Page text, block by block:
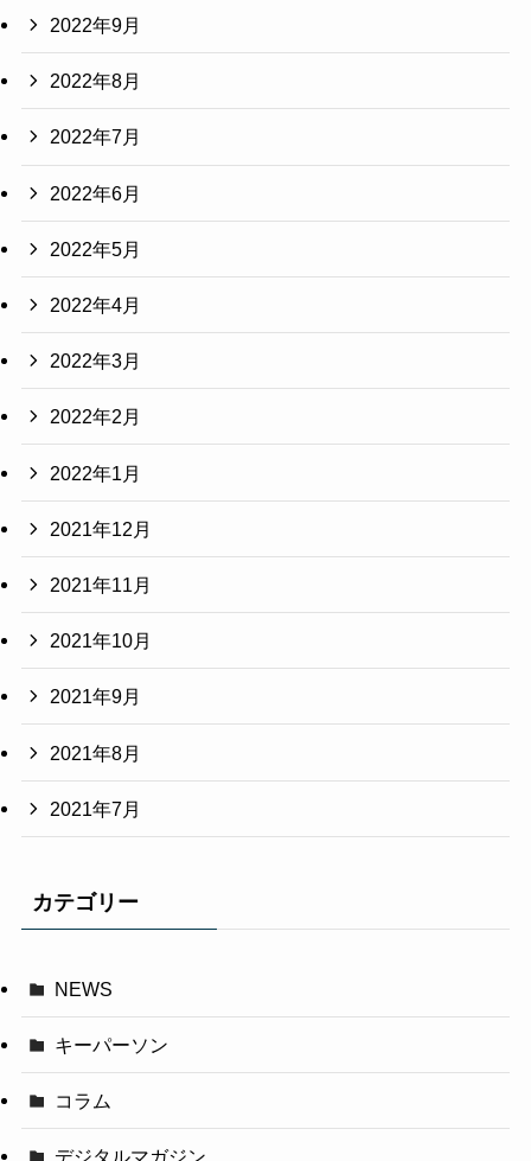
2022年9月
2022年8月
2022年7月
2022年6月
2022年5月
2022年4月
2022年3月
2022年2月
2022年1月
2021年12月
2021年11月
2021年10月
2021年9月
2021年8月
2021年7月
カテゴリー
NEWS
キーパーソン
コラム